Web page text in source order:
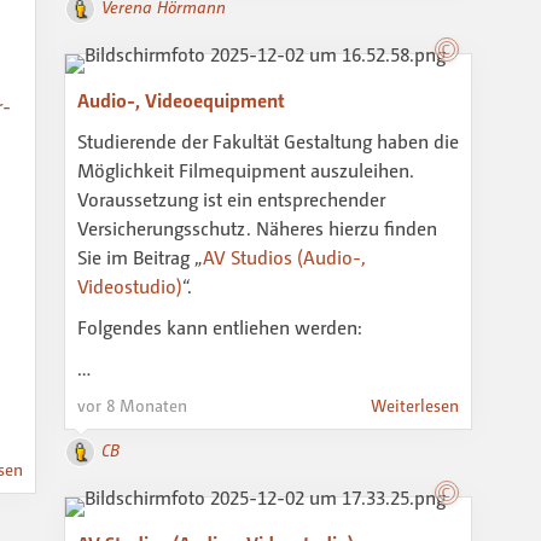
Verena Hörmann
Audio-, Videoequipment
Studierende der Fakultät Gestaltung haben die
Möglichkeit Filmequipment auszuleihen.
Voraussetzung ist ein entsprechender
Versicherungsschutz. Näheres hierzu finden
Sie im Beitrag „AV Studios (Audio-,
Videostudio)“.
Folgendes kann entliehen werden:
…
vor 8 Monaten Weiterlesen
CB